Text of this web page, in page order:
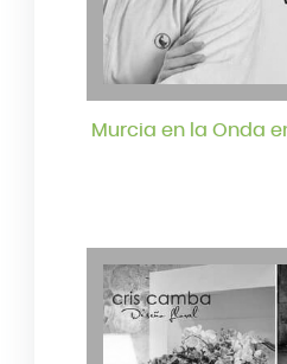
Murcia en la Onda